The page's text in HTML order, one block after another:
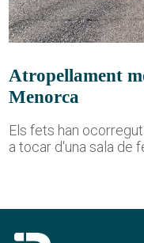
Atropellament
Menorca
Els fets han
a tocar d'una sala de